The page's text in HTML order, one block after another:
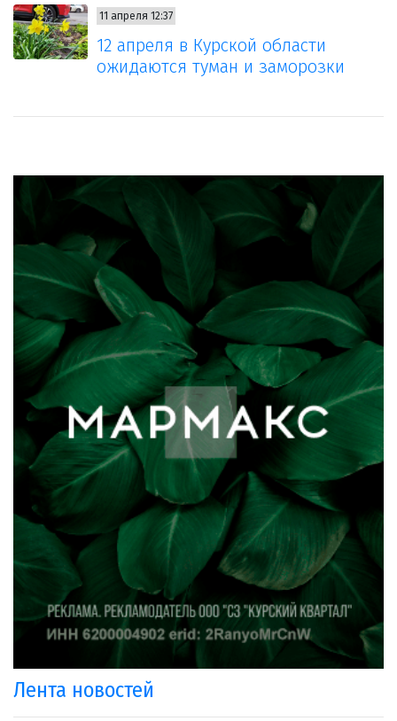
11 апреля 12:37
12 апреля в Курской области
ожидаются туман и заморозки
Лента новостей